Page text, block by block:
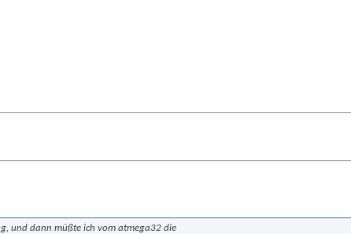
und dann müßte ich vom atmega32 die